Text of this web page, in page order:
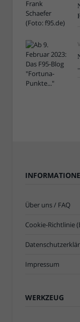
Über uns / FAQ
Cookie-Richtlinie
Impressum
WERKZEUG